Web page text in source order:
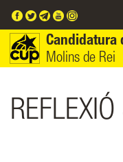
Candidatura
Molins de Rei